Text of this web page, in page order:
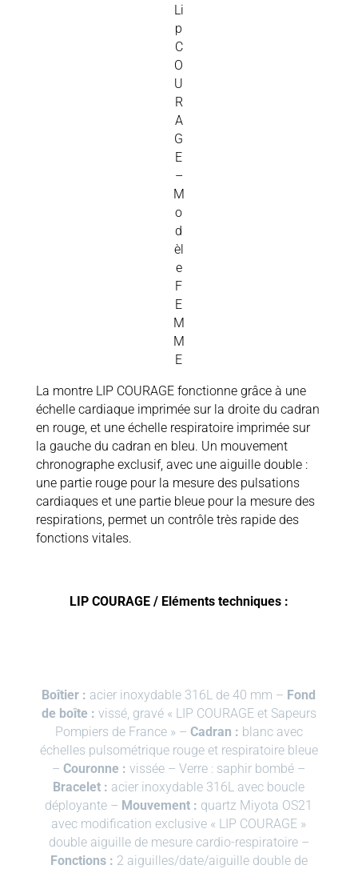
Li
p
C
O
U
R
A
G
E
–
M
o
d
èl
e
F
E
M
M
E
La montre LIP COURAGE fonctionne grâce à une
échelle cardiaque imprimée sur la droite du cadran
en rouge, et une échelle respiratoire imprimée sur
la gauche du cadran en bleu. Un mouvement
chronographe exclusif, avec une aiguille double :
une partie rouge pour la mesure des pulsations
cardiaques et une partie bleue pour la mesure des
respirations, permet un contrôle très rapide des
fonctions vitales.
LIP COURAGE / Eléments techniques :
Boîtier : acier inoxydable 316L de 40 mm – Fond
de boîte : vissé, gravé « LIP COURAGE et Sapeurs
Pompiers de France » – Cadran : blanc avec
échelles pulsométrique rouge et respiratoire bleue
–Couronne :vissée – Verre : saphir bombé –
Bracelet : acier inoxydable 316L avec boucle
déployante – Mouvement : quartz Miyota OS21
avec modification exclusive « LIP COURAGE »
double aiguille de mesure cardio-respiratoire –
Fonctions : 2 aiguilles/date/aiguille double de